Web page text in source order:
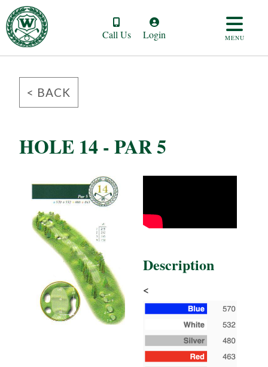
Call Us Login MENU
< BACK
HOLE 14 - PAR 5
Description
<